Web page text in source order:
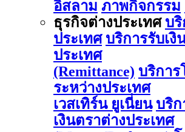
อิสลาม ภาพกิจกรรม
ธุรกิจต่างประเทศ บ
ประเทศ บริการรับเงิ
ประเทศ
(Remittance) บริการ
ระหว่างประเทศ
เวสเทิร์น ยูเนี่ยน บริ
เงินตราต่างประเทศ